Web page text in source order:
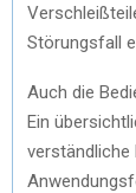
Störungsfall
Auch die
Ein
verständliche